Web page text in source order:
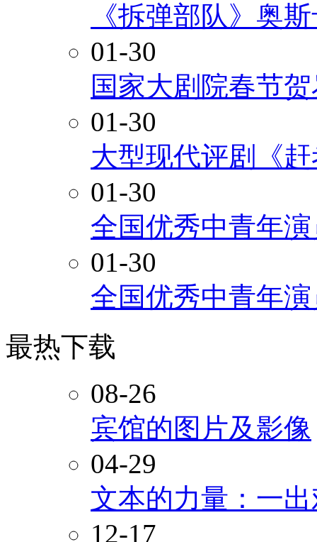
《拆弹部队》奥
01-30
国家大剧院春节
01-30
大型现代评剧《
01-30
全国优秀中青年
01-30
全国优秀中青年
最热下载
08-26
宾馆的图片及影像
04-29
文本的力量：一
12-17